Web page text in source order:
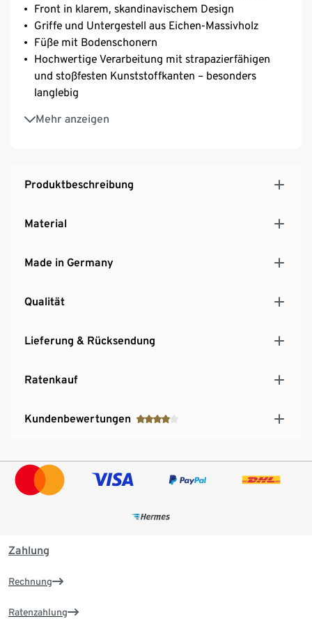
Front in klarem, skandinavischem Design
Griffe und Untergestell aus Eichen-Massivholz
Füße mit Bodenschonern
Hochwertige Verarbeitung mit strapazierfähigen
und stoßfesten Kunststoffkanten – besonders
langlebig
Mehr anzeigen
2 Türen mit Klickscharnieren und Softdämpfung –
einfache Montage
Türen beidseitig anschlagbar
MADE IN GERMANY
Produktbeschreibung
Material
Made in Germany
Qualität
Lieferung & Rücksendung
Ratenkauf
Kundenbewertungen
Zahlung
Rechnung
Ratenzahlung